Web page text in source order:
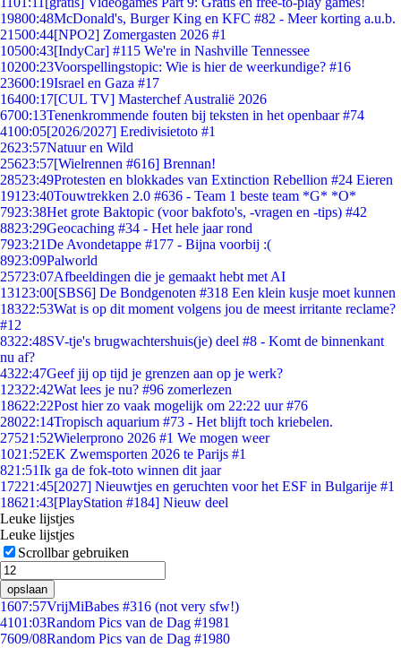
19800:48McDonald's, Burger King en KFC #82 - Meer korting a.u.b.
21500:44[NPO2] Zomergasten 2026 #1
10500:43[IndyCar] #115 We're in Nashville Tennessee
10200:23Voorspellingstopic: Wie is hier de weerkundige? #16
23600:19Israel en Gaza #17
16400:17[CUL TV] Masterchef Australië 2026
6700:13Tenenkrommende fouten bij teksten in het openbaar #74
4100:05[2026/2027] Eredivisietoto #1
2623:57Natuur en Wild
25623:57[Wielrennen #616] Brennan!
28523:49Protesten en blokkades van Extinction Rebellion #24 Eieren
191 23:40Touwtrekken 2.0 #636 - Team 1 beste team *G* *O*
7923:38Het grote Baktopic (voor bakfoto's, -vragen en -tips) #42
8823:29Geocaching #34 - Het hele jaar rond
7923:21De Avondetappe #177 - Bijna voorbij :(
8923:09Palworld
25723:07Afbeeldingen die je gemaakt hebt met AI
131 23:00[SBS6] De Bondgenoten #318 Een klein kusje moet kunnen
18322:53Wat is op dit moment volgens jou de meest irritante reclame?
#12
8322:48SV-tje's brugwachtershuis(je) deel #8 - Komt de binnenkant
nu af?
4322:47Geef jij op tijd je grenzen aan op je werk?
12322:42Wat lees je nu? #96 zomerlezen
18622:22Post hier zo vaak mogelijk om 22:22 uur #76
28022:14Tropisch aquarium #73 - Het blijft toch kriebelen.
27521:52Wielerprono 2026 #1 We mogen weer
1021:52EK Zwemsporten 2026 te Parijs #1
821:51Ik ga de fok-toto winnen dit jaar
17221:45[2027] Nieuwtjes en geruchten voor het ESF in Bulgarije #1
18621:43[PlayStation #184] Nieuw deel
Leuke lijstjes
Leuke lijstjes
Scrollbar gebruiken
opslaan
1607:57VrijMiBabes #316 (not very sfw!)
4101:03Random Pics van de Dag #1981
7609/08Random Pics van de Dag #1980